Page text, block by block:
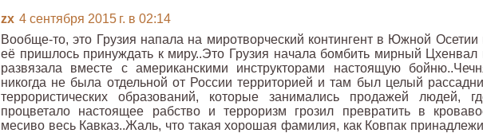
zx 4 сентября 2015 г. в 02:14
Вообще-то, это Грузия напала на миротворческий контингент в Южной Осетии
её пришлось принуждать к миру..Это Грузия начала бомбить мирный Цхенвал
развязала вместе с американскими инструкторами настоящую
никогда не была отдельной от России территорией и там был целый
террористических образований, которые занимались продажей людей,
процветало настоящее рабство и терроризм грозил превратить в
месиво весь Кавказ..Жаль, что такая хорошая фамилия, как Ковпак